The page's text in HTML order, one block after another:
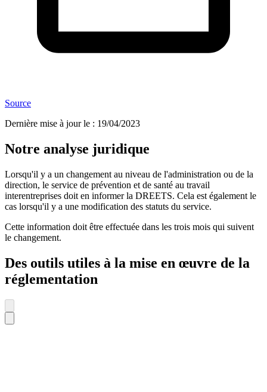
Source
Dernière mise à jour le : 19/04/2023
Notre analyse juridique
Lorsqu'il y a un changement au niveau de l'administration ou de la
direction, le service de prévention et de santé au travail
interentreprises doit en informer la DREETS. Cela est également le
cas lorsqu'il y a une modification des statuts du service.
Cette information doit être effectuée dans les trois mois qui suivent
le changement.
Des outils utiles à la mise en œuvre de la
réglementation